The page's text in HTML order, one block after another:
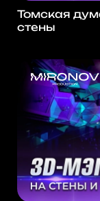
Томская
стены